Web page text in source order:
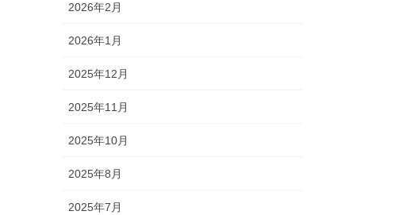
2026年2月
2026年1月
2025年12月
2025年11月
2025年10月
2025年8月
2025年7月